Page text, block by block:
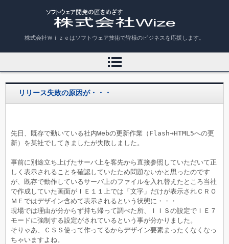
株式会社Ｗｉｚｅ
株式会社Ｗｉｚｅはソフトウェア技術で皆様のビジネスを応援します。
リリース失敗の原因が・・・
先日、既存で動いている社内Webの更新作業（Flash→HTML5への更
新）を某社でしてきましたが失敗しました。
事前に別途立ち上げたサーバ上を客先から直接参照していただいて正
しく表示されることを確認していたため問題ないかと思ったのです
が、既存で動作しているサーバ上のファイルを入れ替えたところ当社
で作成していた画面がＩＥ１１上では「文字」だけが表示されＣＲＯ
ＭＥではデザイン含めて表示されるという状態に・・・
現場では理由が分からず持ち帰って調べた所、ＩＩＳの設定でＩＥ７
モードに強制する設定がされているという事が分かりました。
そりゃあ、ＣＳＳ使って作ってるからデザイン要素まったくなくなっ
ちゃいますよね。